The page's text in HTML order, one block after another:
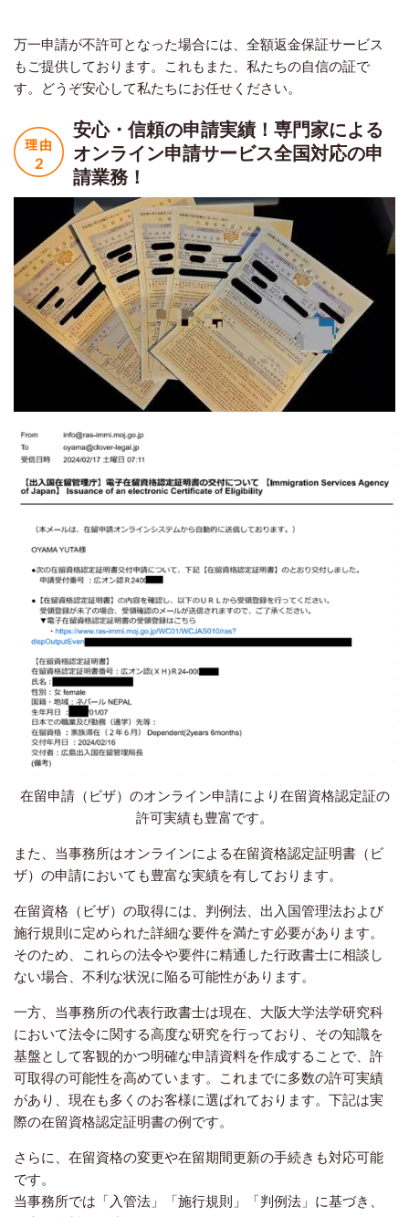
万一申請が不許可となった場合には、全額返金保証サービス
もご提供しております。これもまた、私たちの自信の証で
す。どうぞ安心して私たちにお任せください。
安心・信頼の申請実績！ 専門家による
オンライン申請サービス全国対応の申
請業務！
在留申請（ビザ）のオンライン申請により在留資格認定証の
許可実績も豊富です。
また、当事務所はオンラインによる在留資格認定証明書（ビ
ザ）の申請においても豊富な実績を有しております。
在留資格（ビザ）の取得には、判例法、出入国管理法および
施行規則に定められた詳細な要件を満たす必要があります。
そのため、これらの法令や要件に精通した行政書士に相談し
ない場合、不利な状況に陥る可能性があります。
一方、当事務所の代表行政書士は現在、大阪大学法学研究科
において法令に関する高度な研究を行っており、その知識を
基盤として客観的かつ明確な申請資料を作成することで、許
可取得の可能性を高めています。これまでに多数の許可実績
があり、現在も多くのお客様に選ばれております。下記は実
際の在留資格認定証明書の例です。
さらに、在留資格の変更や在留期間更新の手続きも対応可能
です。
当事務所では「入管法」「施行規則」「判例法」に基づき、